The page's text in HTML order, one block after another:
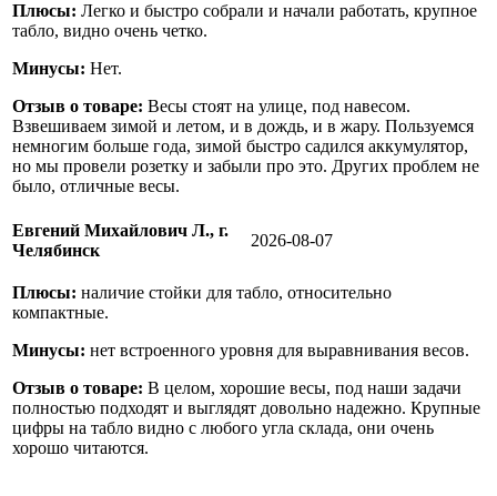
Плюсы: Легко и быстро собрали и начали работать, крупное
табло, видно очень четко.
Минусы: Нет.
Отзыв о товаре: Весы стоят на улице, под навесом.
Взвешиваем зимой и летом, и в дождь, и в жару. Пользуемся
немногим больше года, зимой быстро садился аккумулятор,
но мы провели розетку и забыли про это. Других проблем не
было, отличные весы.
Евгений Михайлович Л., г.
Челябинск
2026-08-07
Плюсы: наличие стойки для табло, относительно
компактные.
Минусы: нет встроенного уровня для выравнивания весов.
Отзыв о товаре: В целом, хорошие весы, под наши задачи
полностью подходят и выглядят довольно надежно. Крупные
цифры на табло видно с любого угла склада, они очень
хорошо читаются.